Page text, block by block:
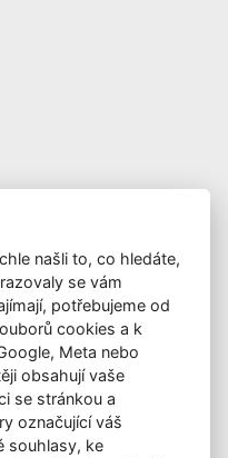
našli to, co hledáte,
se vám
potřebujeme od
cookies a k
Meta nebo
obsahují vaše
se stránkou a
označující váš
souhlasy, ke